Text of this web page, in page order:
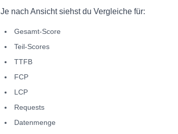
Je nach Ansicht siehst du Vergleiche für:
Gesamt-Score
Teil-Scores
TTFB
FCP
LCP
Requests
Datenmenge